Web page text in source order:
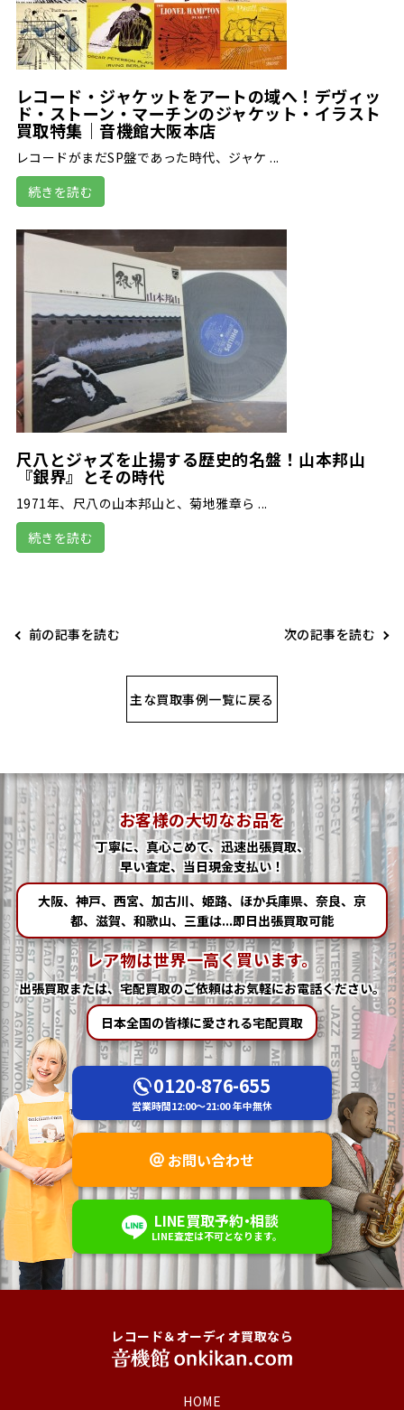
レコード・ジャケットをアートの域へ！デヴィッ
ド・ストーン・マーチンのジャケット・イラスト
買取特集｜音機館大阪本店
レコードがまだSP盤であった時代、ジャケ ...
続きを読む
尺八とジャズを止揚する歴史的名盤！山本邦山
『銀界』とその時代
1971年、尺八の山本邦山と、菊地雅章ら ...
続きを読む
前の記事を読む 次の記事を読む
主な買取事例一覧に戻る
お客様の大切なお品を
丁寧に、真心こめて、迅速出張買取、
早い査定、当日現金支払い！
大阪、神戸、西宮、加古川、姫路、ほか兵庫県、奈良、京
都、滋賀、和歌山、三重は...即日出張買取可能
レア物は世界一高く買います。
出張買取または、宅配買取のご依頼はお気軽にお電話ください。
日本全国の皆様に愛される宅配買取
0120-876-655
営業時間12:00～21:00年中無休
お問い合わせ
LINE買取予約・相談
LINE査定は不可となります。
レコード＆オーディオ買取なら
HOME